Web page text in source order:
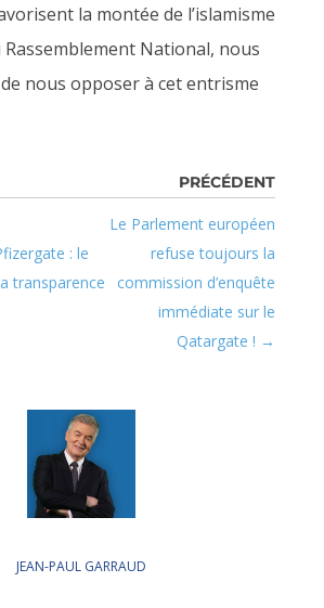
la montée de l’islamisme
Rassemblement National, nous
nous opposer à cet entrisme
Le Parlement européen
refuse toujours la
commission d’enquête
immédiate sur le
Qatargate !
: le
transparence
JEAN-PAUL GARRAUD